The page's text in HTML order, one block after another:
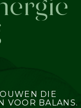
DIE
VOOR BALANS.